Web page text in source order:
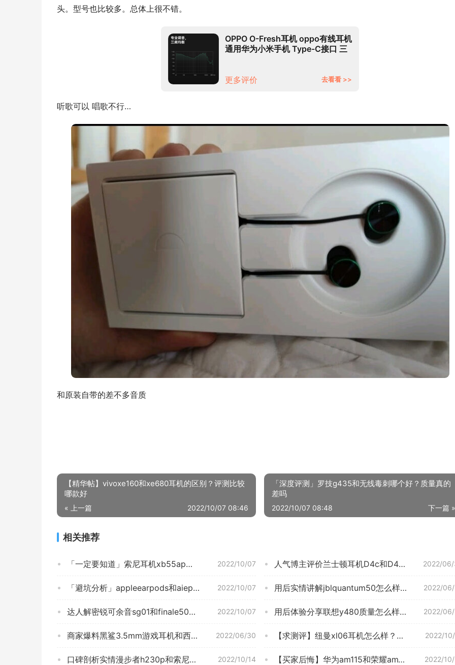
头。型号也比较多。总体上很不错。
OPPO O-Fresh耳机 oppo有线耳机
通用华为小米手机 Type-C接口 三
更多评价
去看看 >>
听歌可以 唱歌不行…
和原装自带的差不多音质
【精华帖】vivoxe160和xe680耳机的区别？评测比较
哪款好
« 上一篇 2022/10/07 08:46
「深度评测」罗技g435和无线毒刺哪个好？质量真的
差吗
下一篇 »
2022/10/07 08:48
相关推荐
2022/10/07
「一定要知道」索尼耳机xb55ap和xb75ap的区别？评测比较哪款好 2022/
人气博主评价兰士顿耳机D4c和D4区别有什么不同？图文爆料分析
2022/10/07
「避坑分析」appleearpods和aiepods音质？告诉你哪款性价比高 2022/
用后实情讲解jblquantum50怎么样？评测性价比高吗
2022/10/07
达人解密锐可余音sg01和finale500哪款更好？评测教你怎么选 2022/
用后体验分享联想y480质量怎么样？功能评测结果
2022/06/30
商家爆料黑鲨3.5mm游戏耳机和西伯利亚mg2pro哪个更好？只选对的不选贵的 2022/
【求测评】纽曼xl06耳机怎么样？功能真的不好吗
2022/10/14
口碑剖析实情漫步者h230p和索尼ex15lp哪个好？良心点评配置区别 2022/
【买家后悔】华为am115和荣耀am115的区别？应该怎么样选择